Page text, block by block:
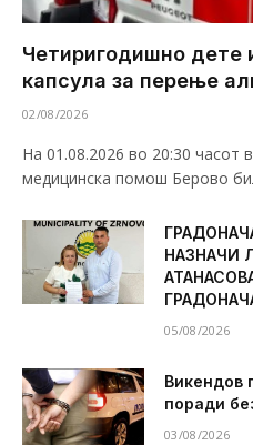
Четиригодишно дете
капсула за перење
02/08/2026
На 01.08.2026 во 20:30
медицинска помош Берово
НАЗНАЧИ
05/08/2026
Викендов
поради
03/08/2026